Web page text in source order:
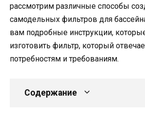
рассмотрим различные способы
самодельных фильтров для
вам подробные инструкции,
изготовить фильтр, который
потребностям и требованиям.
Содержание